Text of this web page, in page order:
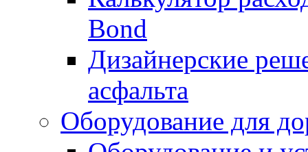
Bond
Дизайнерские
асфальта
Оборудование для